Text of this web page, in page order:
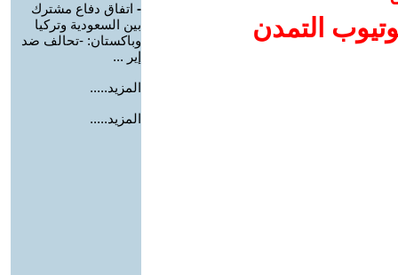
التمدن
- اتفاق دفاع مشترك
بين السعودية وتركيا
وباكستان: -تحالف ضد
إير ...
المزيد.....
المزيد.....